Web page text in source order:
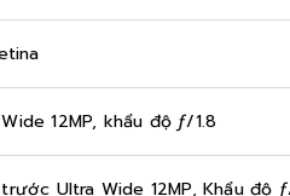
12MP, khẩu độ ƒ/1.8
Ultra Wide 12MP, Khẩu độ